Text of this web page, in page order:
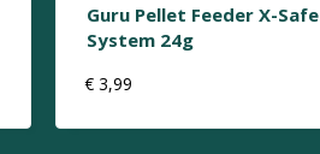
Guru Pellet Feeder X-Safe
System 24g
€ 3,99